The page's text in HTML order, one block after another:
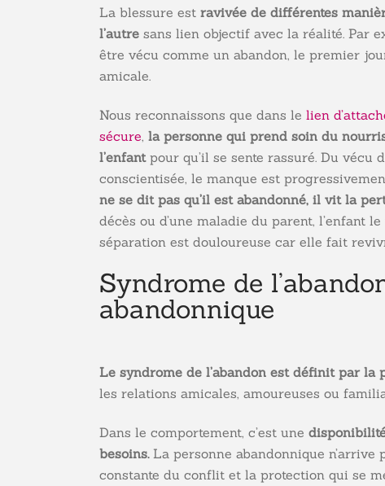
La blessure est ravivée de différentes
l’autre sans lien objectif avec la réalité. Par
être vécu comme un abandon, le premier
amicale.
Nous reconnaissons que dans le lien
sécure, la personne qui prend soin du
l’enfantpour qu’il se sente rassuré. Du vécu
conscientisée, le manque est
ne se dit pas qu’il est abandonné, il vit la
décès ou d’une maladie du parent, l’enfant
séparation est douloureuse car elle fait
Syndrome de
abandonnique
Le syndrome de l’abandon est définit par la
les relations amicales, amoureuses ou
Dans le comportement, c’est une
besoins.La personne abandonnique n’arrive
constante du conflit et la protection qui se